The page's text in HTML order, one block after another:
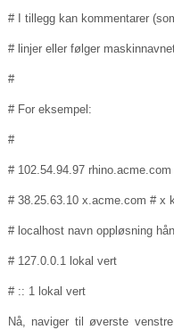
# I tillegg kan kommentarer
# linjer eller følger
#
# For eksempel:
#
# 102.54.94.97 rhino.acme.com
# 38.25.63.10 x.acme.com # x
# localhost navn oppløsning
# 127.0.0.1 lokal vert
# :: 1 lokal vert
Nå, naviger til øverste